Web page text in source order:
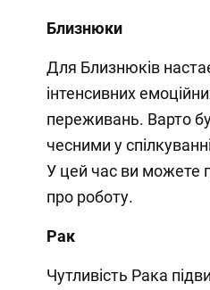
Близнюки
Для Близнюків
інтенсивних
переживань. Варто
чесними у
У цей час ви можете
про роботу.
Рак
Чутливість Рака